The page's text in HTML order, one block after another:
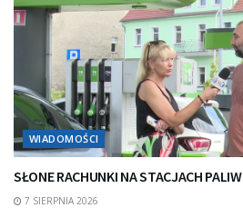
WIADOMOŚCI
SŁONE RACHUNKI NA STACJACH PALIW
7 SIERPNIA 2026